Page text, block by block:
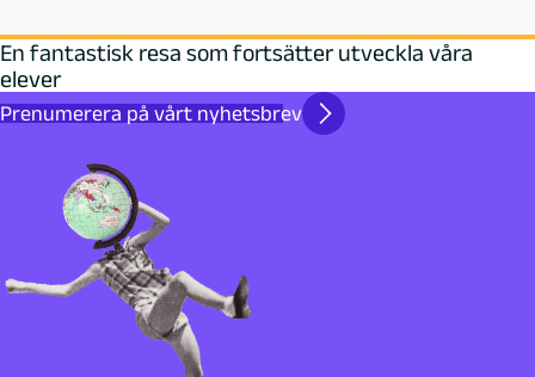
En fantastisk resa som fortsätter utveckla våra
elever
Prenumerera på vårt nyhetsbrev